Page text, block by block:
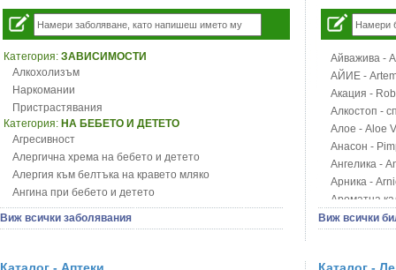
Категория: ЗАВИСИМОСТИ
Алкохолизъм
Наркомании
Пристрастявания
Категория: НА БЕБЕТО И ДЕТЕТО
Агресивност
Алергична хрема на бебето и детето
Алергия към белтъка на кравето мляко
Ангина при бебето и детето
Анемия при бебето и детето
Апетит - пълни деца
Безапетитие при бебето и детето
Виж всички заболявания
Айважива -
АЙИЕ -
Акация -
Алкостоп -
Алое - Aloe
Анасон -
Ангелика -
Арника -
Ароматна
Арония -
Виж всички